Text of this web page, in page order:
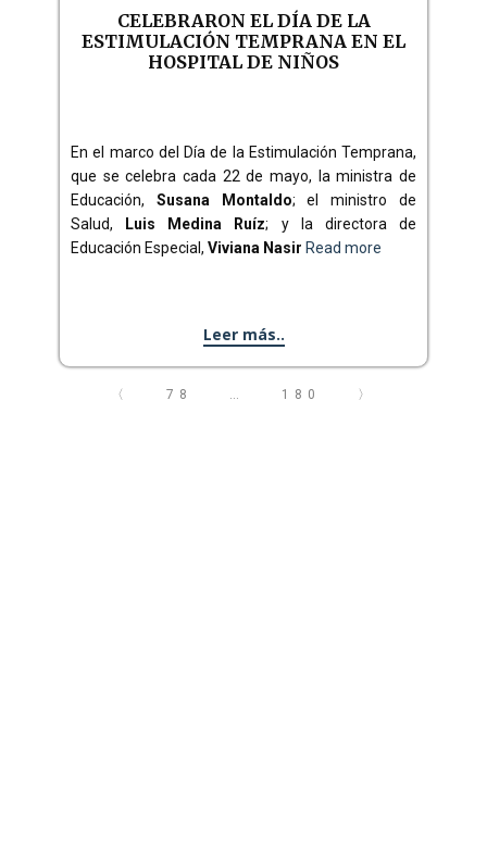
CELEBRARON EL DÍA DE LA
ESTIMULACIÓN TEMPRANA EN EL
HOSPITAL DE NIÑOS
En el marco del Día de la Estimulación Temprana,
que se celebra cada 22 de mayo, la ministra de
Educación, Susana Montaldo; el ministro de
Salud,
Luis Medina Ruíz; y la directora de
Educación Especial, Viviana Nasir Read more
Leer más..
〈 78 … 180 〉